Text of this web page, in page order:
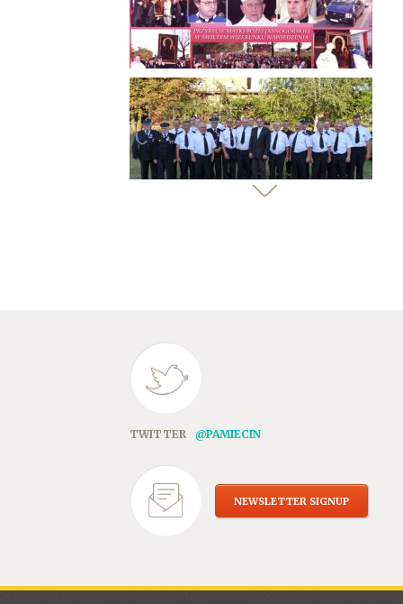
TWITTER @PAMIECIN
NEWSLETTER SIGNUP